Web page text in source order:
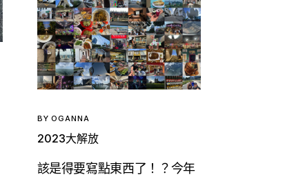
BY OGANNA
2023大解放
該是得要寫點東西了！？今年